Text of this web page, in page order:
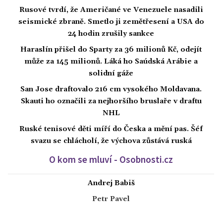
Rusové tvrdí, že Američané ve Venezuele nasadili
seismické zbraně. Smetlo ji zemětřesení a USA do
24 hodin zrušily sankce
Haraslín přišel do Sparty za 36 milionů Kč, odejít
může za 145 milionů. Láká ho Saúdská Arábie a
solidní gáže
San Jose draftovalo 216 cm vysokého Moldavana.
Skauti ho označili za nejhoršího bruslaře v draftu
NHL
Ruské tenisové děti míří do Česka a mění pas. Šéf
svazu se chlácholí, že výchova zůstává ruská
O kom se mluví - Osobnosti.cz
Andrej Babiš
Petr Pavel